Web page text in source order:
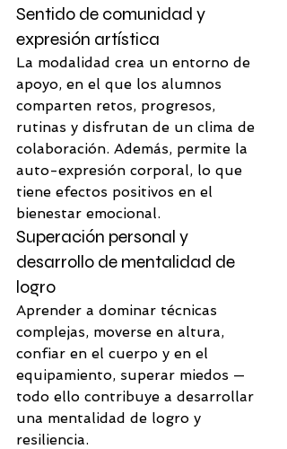
Sentido de comunidad y
expresión artística
La modalidad crea un entorno de
apoyo, en el que los alumnos
comparten retos, progresos,
rutinas y disfrutan de un clima de
colaboración. Además, permite la
auto-expresión corporal, lo que
tiene efectos positivos en el
bienestar emocional.
Superación personal y
desarrollo de mentalidad de
logro
Aprender a dominar técnicas
complejas, moverse en altura,
confiar en el cuerpo y en el
equipamiento, superar miedos —
todo ello contribuye a desarrollar
una mentalidad de logro y
resiliencia.